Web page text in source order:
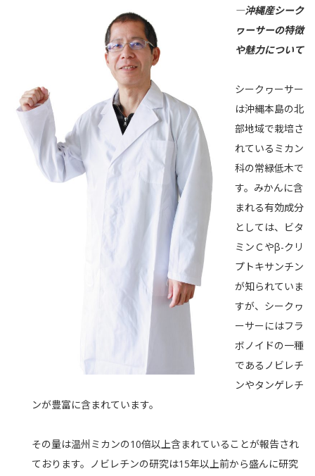
―沖縄産シーク
ヮーサーの特徴
や魅力について
シークヮーサー
は沖縄本島の北
部地域で栽培さ
れているミカン
科の常緑低木で
す。みかんに含
まれる有効成分
としては、ビタ
ミンＣやβ-クリ
プトキサンチン
が知られていま
すが、シークヮ
ーサーにはフラ
ボノイドの一種
であるノビレチ
ンやタンゲレチ
ンが豊富に含まれています。
その量は温州ミカンの10倍以上含まれていることが報告され
ております。ノビレチンの研究は15年以上前から盛んに研究